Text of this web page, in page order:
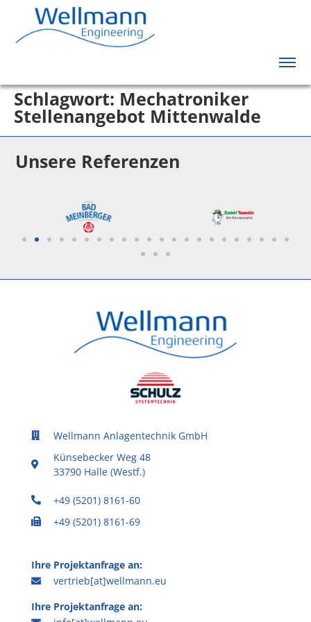
Schlagwort: Mechatroniker
Stellenangebot Mittenwalde
Unsere Referenzen
Wellmann Anlagentechnik GmbH
Künsebecker Weg 48
33790 Halle (Westf.)
+49 (5201) 8161-60
+49 (5201) 8161-69
Ihre Projektanfrage an:
vertrieb[at]wellmann.eu
Ihre Projektanfrage an: